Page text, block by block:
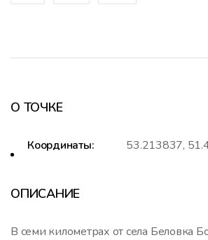
О ТОЧКЕ
Координаты: 53.213837,
ОПИСАНИЕ
В семи километрах от села Беловка